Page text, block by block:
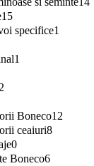
15
specifice1
1
2
Boneco12
ceaiuri8
0
Boneco6